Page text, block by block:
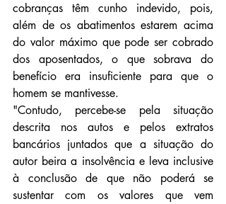
cobranças têm cunho indevido, pois,
além de os abatimentos estarem acima
do valor máximo que pode ser cobrado
dos aposentados, o que sobrava do
benefício era insuficiente para que o
homem se mantivesse.
"Contudo, percebe-se pela situação
descrita nos autos e pelos extratos
bancários juntados que a situação do
autor beira a insolvência e leva inclusive
à conclusão de que não poderá se
sustentar com os valores que vem